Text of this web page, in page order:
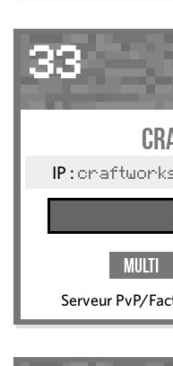
33
IP :
Multi
Serveur PvP/